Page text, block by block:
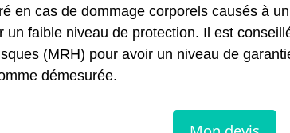
en cas de dommage corporels causés à
un faible niveau de protection. Il est
(MRH) pour avoir un niveau de
démesurée.